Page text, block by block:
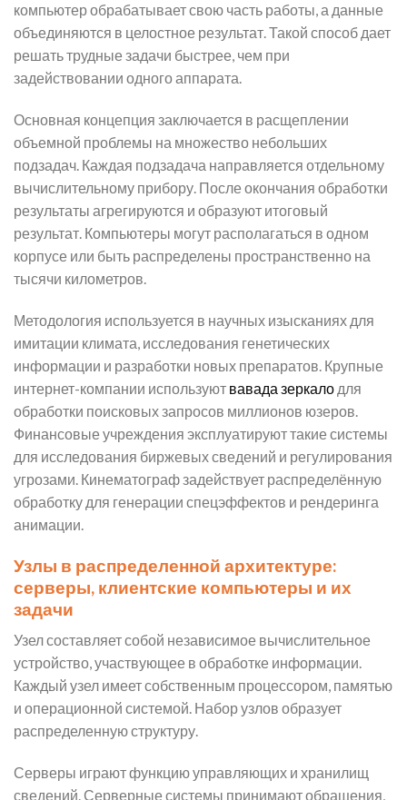
компьютер обрабатывает свою часть работы, а данные
объединяются в целостное результат. Такой способ дает
решать трудные задачи быстрее, чем при
задействовании одного аппарата.
Основная концепция заключается в расщеплении
объемной проблемы на множество небольших
подзадач. Каждая подзадача направляется отдельному
вычислительному прибору. После окончания обработки
результаты агрегируются и образуют итоговый
результат. Компьютеры могут располагаться в одном
корпусе или быть распределены пространственно на
тысячи километров.
Методология используется в научных изысканиях для
имитации климата, исследования генетических
информации и разработки новых препаратов. Крупные
интернет-компании используют вавада зеркало для
обработки поисковых запросов миллионов юзеров.
Финансовые учреждения эксплуатируют такие системы
для исследования биржевых сведений и регулирования
угрозами. Кинематограф задействует распределённую
обработку для генерации спецэффектов и рендеринга
анимации.
Узлы в распределенной архитектуре:
серверы, клиентские компьютеры и их
задачи
Узел составляет собой независимое вычислительное
устройство, участвующее в обработке информации.
Каждый узел имеет собственным процессором, памятью
и операционной системой. Набор узлов образует
распределенную структуру.
Серверы играют функцию управляющих и хранилищ
сведений. Серверные системы принимают обращения,